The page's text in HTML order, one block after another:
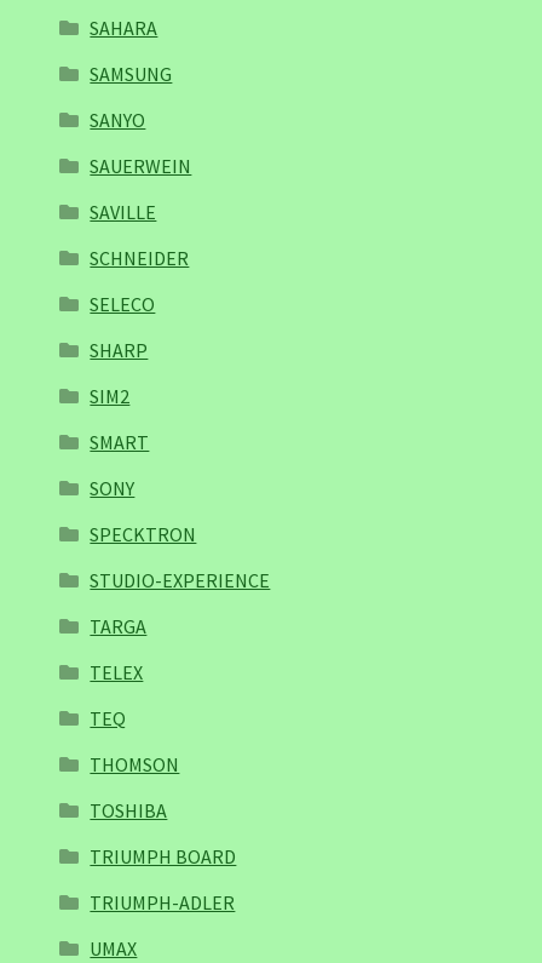
SAHARA
SAMSUNG
SANYO
SAUERWEIN
SAVILLE
SCHNEIDER
SELECO
SHARP
SIM2
SMART
SONY
SPECKTRON
STUDIO-EXPERIENCE
TARGA
TELEX
TEQ
THOMSON
TOSHIBA
TRIUMPH BOARD
TRIUMPH-ADLER
UMAX